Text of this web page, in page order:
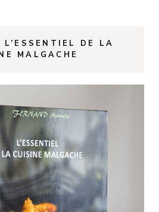
DE LA
MALGACHE